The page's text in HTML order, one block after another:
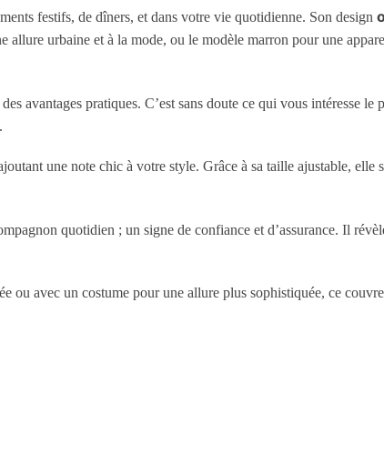
festifs, de dîners, et dans votre vie quotidienne. Son design
urbaine et à la mode, ou le modèle marron pour une
avantages pratiques. C’est sans doute ce qui vous intéresse
une note chic à votre style. Grâce à sa taille ajustable, elle
quotidien ; un signe de confiance et d’assurance. Il
ou avec un costume pour une allure plus sophistiquée, ce